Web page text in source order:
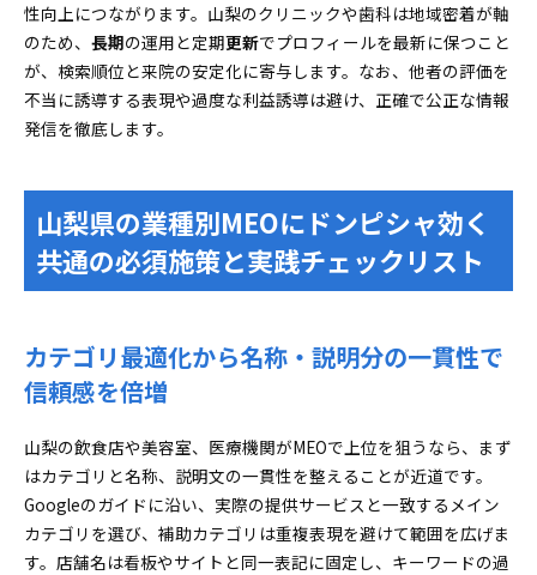
性向上につながります。山梨のクリニックや歯科は地域密着が軸
のため、 長期の運用と定期更新でプロフィールを最新に保つこと
が、検索順位と来院の安定化に寄与します。なお、他者の評価を
不当に誘導する表現や過度な利益誘導は避け、正確で公正な情報
発信を徹底します。
山梨県の業種別MEOにドンピシャ効く
共通の必須施策と実践チェックリスト
カテゴリ最適化から名称・説明分の一貫性で
信頼感を倍増
山梨の飲食店や美容室、医療機関がMEOで上位を狙うなら、まず
はカテゴリと名称、説明文の一貫性を整えることが近道です。
Googleのガイドに沿い、実際の提供サービスと一致するメイン
カテゴリを選び、補助カテゴリは重複表現を避けて範囲を広げま
す。店舗名は看板やサイトと同一表記に固定し、キーワードの過